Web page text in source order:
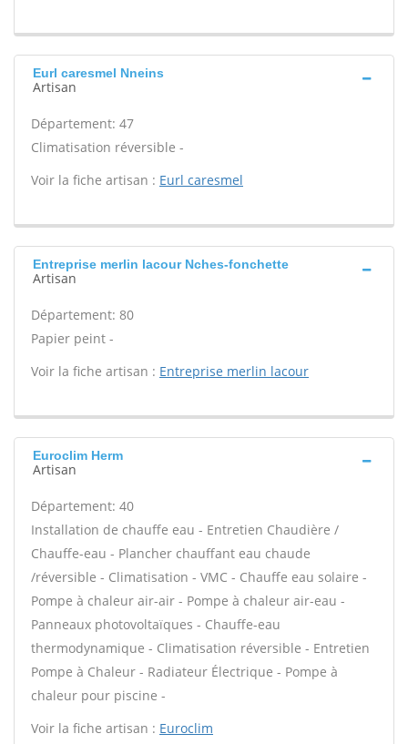
Eurl caresmel Nneins
Artisan
Département: 47
Climatisation réversible -
Voir la fiche artisan : Eurl caresmel
Entreprise merlin lacour Nches-fonchette
Artisan
Département: 80
Papier peint -
Voir la fiche artisan : Entreprise merlin lacour
Euroclim Herm
Artisan
Département: 40
Installation de chauffe eau - Entretien Chaudière /
Chauffe-eau - Plancher chauffant eau chaude
/réversible - Climatisation - VMC - Chauffe eau solaire -
Pompe à chaleur air-air - Pompe à chaleur air-eau -
Panneaux photovoltaïques - Chauffe-eau
thermodynamique - Climatisation réversible - Entretien
Pompe à Chaleur - Radiateur Électrique - Pompe à
chaleur pour piscine -
Voir la fiche artisan : Euroclim